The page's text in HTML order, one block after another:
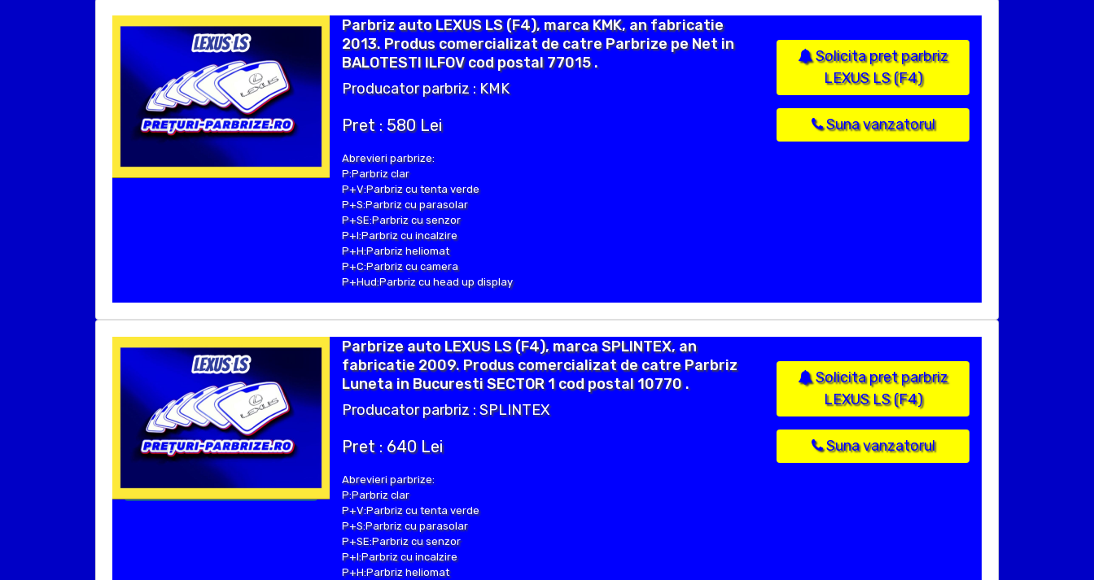
Parbriz auto LEXUS LS (F4), marca KMK, an fabricatie
2013. Produs comercializat de catre Parbrize pe Net in
BALOTESTI ILFOV cod postal 77015 .
Producator parbriz : KMK
Pret : 580 Lei
Abrevieri parbrize:
P:Parbriz clar
P+V:Parbriz cu tenta verde
P+S:Parbriz cu parasolar
P+SE:Parbriz cu senzor
P+I:Parbriz cu incalzire
P+H:Parbriz heliomat
P+C:Parbriz cu camera
P+Hud:Parbriz cu head up display
Solicita pret parbriz
LEXUS LS (F4)
Suna vanzatorul
Parbrize auto LEXUS LS (F4), marca SPLINTEX, an
fabricatie 2009. Produs comercializat de catre Parbriz
Luneta in Bucuresti SECTOR 1 cod postal 10770 .
Producator parbriz : SPLINTEX
Pret : 640 Lei
Abrevieri parbrize:
P:Parbriz clar
P+V:Parbriz cu tenta verde
P+S:Parbriz cu parasolar
P+SE:Parbriz cu senzor
P+I:Parbriz cu incalzire
P+H:Parbriz heliomat
Solicita pret parbriz
LEXUS LS (F4)
Suna vanzatorul